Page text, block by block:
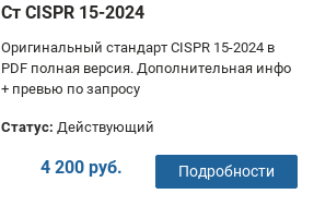
Ст CISPR 15-2024
Оригинальный стандарт CISPR 15-2024 в
PDF полная версия. Дополнительная инфо
+ превью по запросу
Статус: Действующий
4 200 руб. Подробности